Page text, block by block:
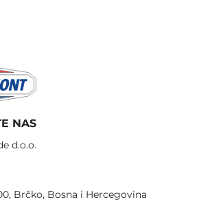
NAS
d.o.o.
Brčko, Bosna i Hercegovina